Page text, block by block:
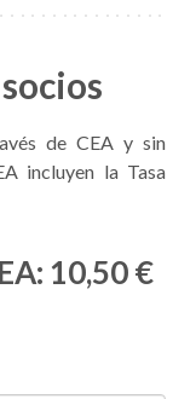
de CEA y sin
incluyen la Tasa
10,50 €